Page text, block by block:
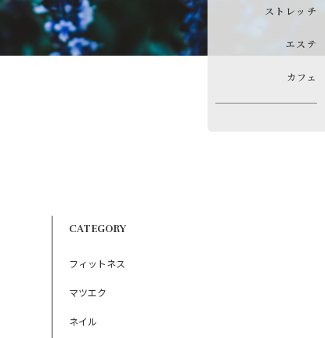
ストレッチ
エステ
カフェ
CATEGORY
フィットネス
マツエク
ネイル